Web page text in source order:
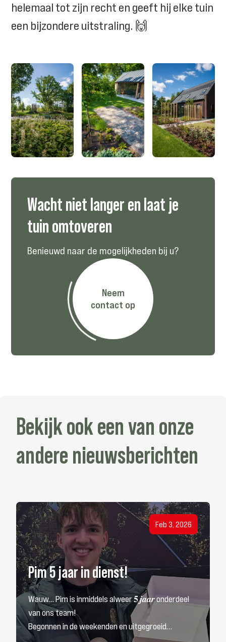
helemaal tot zijn recht en geeft hij elke tuin
een bijzondere uitstraling. 🙌
Wacht niet langer en laat je
tuin omtoveren
Benieuwd naar de mogelijkheden bij u?
Neem
contact op
Bekijk ook een van onze
andere nieuwsberichten
Feb 3, 2026
Pim 5 jaar in dienst!
Wauw… Pim is inmiddels alweer 𝟓 𝒋𝒂𝒂𝒓 onderdeel
van ons team!
Begonnen in de weekenden en uitgegroeid…